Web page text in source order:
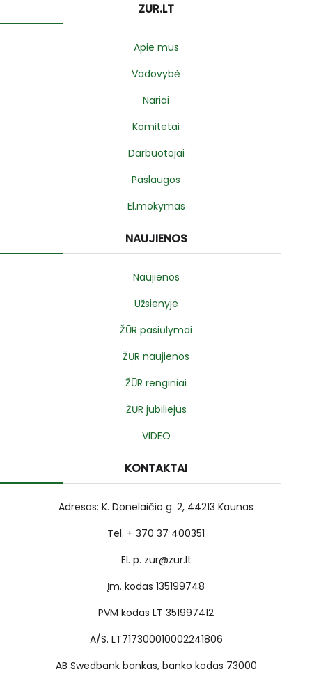
ZUR.LT
Apie mus
Vadovybė
Nariai
Komitetai
Darbuotojai
Paslaugos
El.mokymas
NAUJIENOS
Naujienos
Užsienyje
ŽŪR pasiūlymai
ŽŪR naujienos
ŽŪR renginiai
ŽŪR jubiliejus
VIDEO
KONTAKTAI
Adresas: K. Donelaičio g. 2, 44213 Kaunas
Tel. + 370 37 400351
El. p. zur@zur.lt
Įm. kodas 135199748
PVM kodas LT 351997412
A/S. LT717300010002241806
AB Swedbank bankas, banko kodas 73000